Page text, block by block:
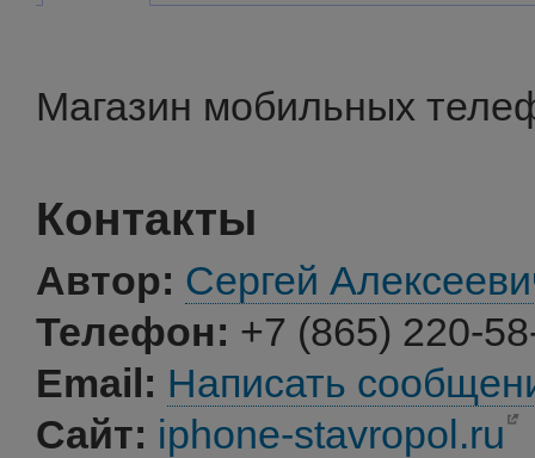
Магазин мобильных
Контакты
Автор: Сергей
Телефон: +7 (865) 220-
Email: Написать
Сайт: iphone-stavropol.ru